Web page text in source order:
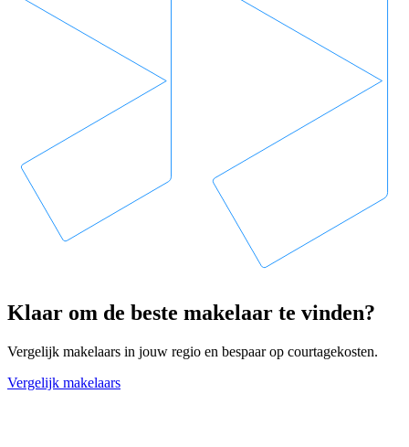
Klaar om de beste makelaar te vinden?
Vergelijk makelaars in jouw regio en bespaar op courtagekosten.
Vergelijk makelaars